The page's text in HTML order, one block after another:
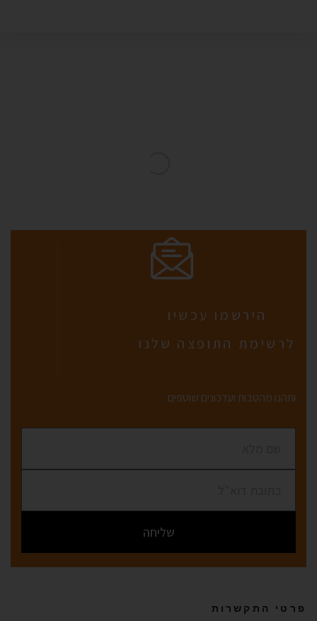
הירשמו עכשיו
לרשימת התופצה שלנו
ותהנו מהטבות ועדכונים שוטפים
שליחה
פרטי התקשרות